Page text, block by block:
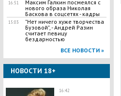
16:51
Максим Галкин посмеялся с
нового образа Николая
Баскова в соцсетях - кадры
15:03
"Нет ничего хуже творчества
Бузовой", - Андрей Разин
считает певицу
бездарностью
ВСЕ НОВОСТИ »
НОВОСТИ 18+
16:42